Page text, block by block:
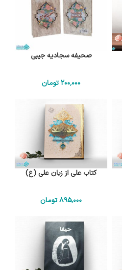
صحیفه سجادیه جیبی
200٬000تومان
کتاب علی از زبان علی (ع)
895٬000تومان